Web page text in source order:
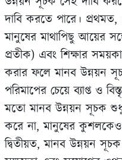
দাবি করতে পারে।
মানুষের মাথাপিছু আয়ের
প্রতীক) এবং শিক্ষার
করার ফলে মানব উন্নয়ন
পরিমাপের চেয়ে ব্যাপ্ত ও
মতো মানব উন্নয়ন সূচক শুধু
করে না, মানুষের কুশলকেও
দ্বিতীয়ত, মানব উন্নয়ন